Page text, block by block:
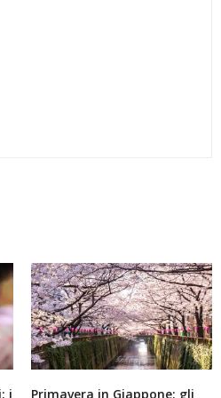
i Primavera in Giappone: gli